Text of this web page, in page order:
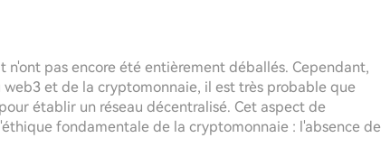
n'ont pas encore été entièrement déballés. Cependant,
et de la cryptomonnaie, il est très probable que
établir un réseau décentralisé. Cet aspect de
fondamentale de la cryptomonnaie : l'absence de